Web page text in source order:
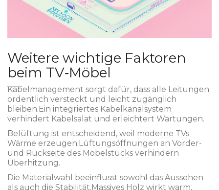
Weitere wichtige Faktoren
beim TV‑Möbel
Kabelmanagement sorgt dafür, dass alle Leitungen
ordentlich versteckt und leicht zugänglich
bleiben. Ein integriertes Kabelkanalsystem
verhindert Kabelsalat und erleichtert Wartungen.
Belüftung ist entscheidend, weil moderne TVs
Wärme erzeugen. Lüftungsöffnungen an Vorder-
und Rückseite des Möbelstücks verhindern
Überhitzung.
Die Material wahl beeinflusst sowohl das Aussehen
als auch die Stabilität. Massives Holz wirkt warm,